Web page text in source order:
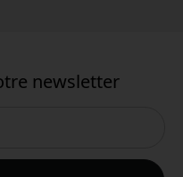
newsletter